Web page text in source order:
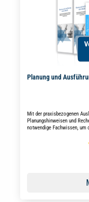
Planung und
Mit der praxisbezogenen
Planungshinweisen und
notwendige Fachwissen, um
Durchschnittliche